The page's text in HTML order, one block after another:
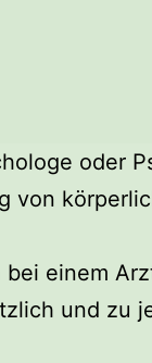
oder
von
einem
und zu